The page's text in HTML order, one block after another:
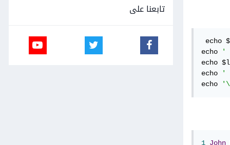
echo
echo
'
echo
echo
'
echo
1 John
تابعنا على